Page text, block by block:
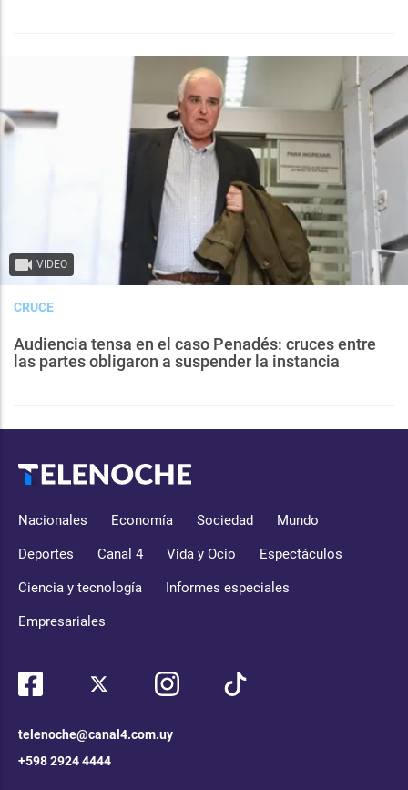
VIDEO
CRUCE
Audiencia tensa en el caso Penadés: cruces entre
las partes obligaron a suspender la instancia
Nacionales Economía Sociedad Mundo
Deportes Canal 4 Vida y Ocio Espectáculos
Ciencia y tecnología Informes especiales
Empresariales
telenoche@canal4.com.uy
+598 2924 4444